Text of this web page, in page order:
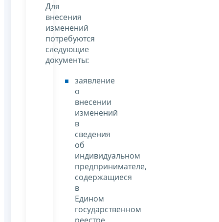
Для
внесения
изменений
потребуются
следующие
документы:
заявление
о
внесении
изменений
в
сведения
об
индивидуальном
предпринимателе,
содержащиеся
в
Едином
государственном